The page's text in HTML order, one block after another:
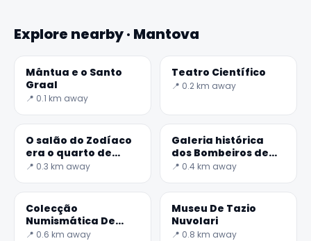
Explore nearby · Mantova
Mântua e o Santo
Graal
📍 0.1 km away
Teatro Científico
📍 0.2 km away
O salão do Zodíaco
era o quarto de
William G
📍 0.3 km away
Galeria histórica
dos Bombeiros de
Mântua
📍 0.4 km away
Colecção
Numismática De
Bam
📍 0.6 km away
Museu De Tazio
Nuvolari
📍 0.8 km away